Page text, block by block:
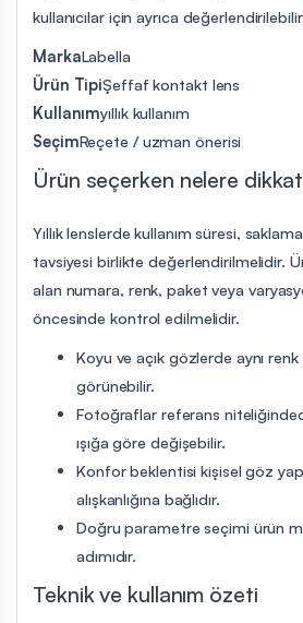
kullanıcılar için ayrıca
MarkaLabella
Ürün TipiŞeffaf kontakt lens
Kullanımyıllık kullanım
SeçimReçete / uzman önerisi
Ürün seçerken nelere
Yıllık lenslerde kullanım süresi,
tavsiyesi birlikte değerlendirilmelidir.
alan numara, renk, paket veya
öncesinde kontrol edilmelidir.
Koyu ve açık gözlerde aynı
görünebilir.
Fotoğraflar referans
ışığa göre değişebilir.
Konfor beklentisi kişisel göz
alışkanlığına bağlıdır.
Doğru parametre seçimi ürün
adımıdır.
Teknik ve kullanım özeti